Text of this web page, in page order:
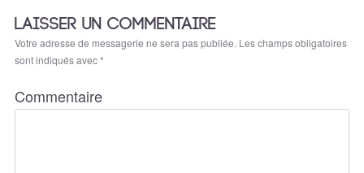
LAISSER UN COMMENTAIRE
Votre adresse de messagerie ne sera pas publiée. Les champs obligatoires
sont indiqués avec*
Commentaire